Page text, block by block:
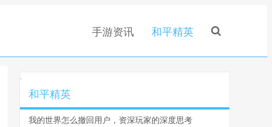
手游资讯 和平精英
.
和平精英
我的世界怎么撤回用户，资深玩家的深度思考